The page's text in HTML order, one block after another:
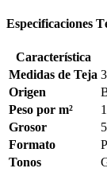
Especificaciones
Característica
Medidas de Teja
Origen
Peso por m²
Grosor
Formato
Tonos